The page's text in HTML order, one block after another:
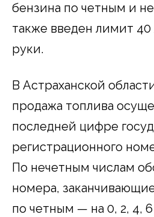
бензина по четным и
также введен лимит
руки.
В Астраханской
продажа топлива
последней цифре
регистрационного
По нечетным числам
номера,
по четным — на 0, 2, 4,